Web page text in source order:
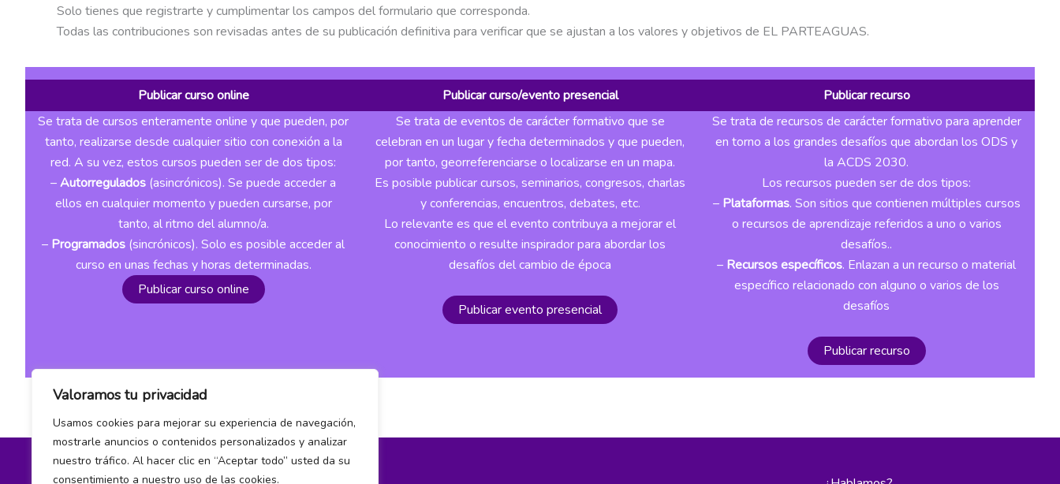
Valoramos tu privacidad
Usamos cookies para mejorar su experiencia de navegación,
mostrarle anuncios o contenidos personalizados y analizar
nuestro tráfico. Al hacer clic en “Aceptar todo” usted da su
consentimiento a nuestro uso de las cookies.
Solo tienes que registrarte y cumplimentar los campos del formulario que corresponda.
Todas las contribuciones son revisadas antes de su publicación definitiva para verificar que se ajustan a los valores y objetivos de EL PARTEAGUAS.
Publicar curso online
Se trata de cursos enteramente online y que pueden, por
tanto, realizarse desde cualquier sitio con conexión a la
red. A su vez, estos cursos pueden ser de dos tipos:
–Autorregulados (asincrónicos). Se puede acceder a
ellos en cualquier momento y pueden cursarse, por
tanto, al ritmo del alumno/a.
– Programados (sincrónicos). Solo es posible acceder al
curso en unas fechas y horas determinadas.
Publicar curso online
Publicar curso/evento presencial
Se trata de eventos de carácter formativo que se
celebran en un lugar y fecha determinados y que pueden,
por tanto, georreferenciarse o localizarse en un mapa.
Es posible publicar cursos, seminarios, congresos, charlas
y conferencias, encuentros, debates, etc.
Lo relevante es que el evento contribuya a mejorar el
conocimiento o resulte inspirador para abordar los
desafíos del cambio de época
Publicar evento presencial
Publicar recurso
Se trata de recursos de carácter formativo para aprender
en torno a los grandes desafíos que abordan los ODS y
la ACDS 2030.
Los recursos pueden ser de dos tipos:
– Plataformas. Son sitios que contienen múltiples cursos
o recursos de aprendizaje referidos a uno o varios
desafíos..
– Recursos específicos. Enlazan a un recurso o material
específico relacionado con alguno o varios de los
desafíos
Publicar recurso